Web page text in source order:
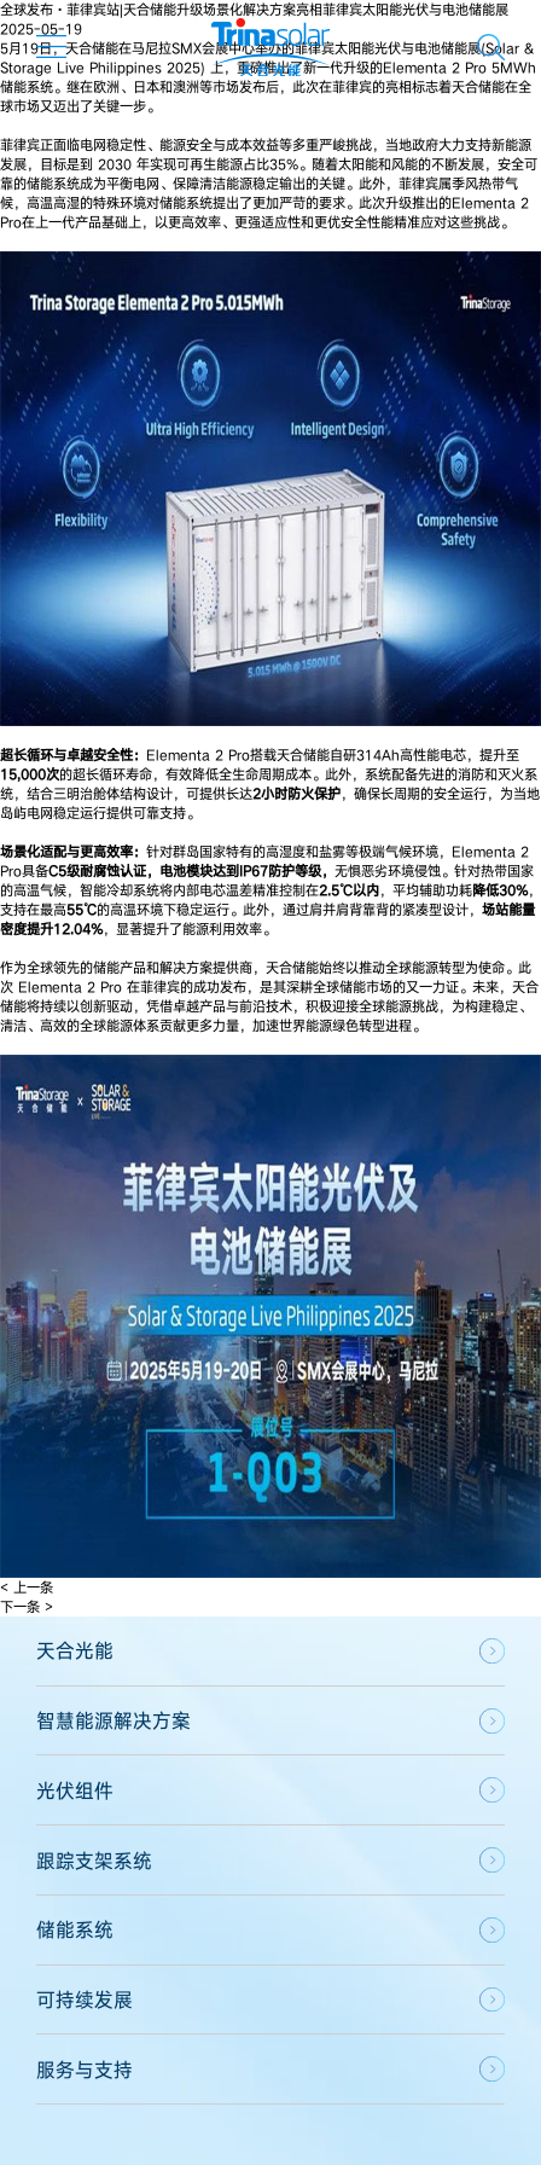
全球发布·菲律宾站|天合储能升级场景化解决方案亮相菲律宾太阳能光伏与电池储能展
2025-05-19
5月19日，天合储能在马尼拉SMX会展中心举办的菲律宾太阳能光伏与电池储能展(Solar &
Storage Live Philippines 2025) 上，重磅推出了新一代升级的Elementa 2 Pro 5MWh
储能系统。继在欧洲、日本和澳洲等市场发布后，此次在菲律宾的亮相标志着天合储能在全
球市场又迈出了关键一步。
菲律宾正面临电网稳定性、能源安全与成本效益等多重严峻挑战，当地政府大力支持新能源
发展，目标是到 2030 年实现可再生能源占比35%。随着太阳能和风能的不断发展，安全可
靠的储能系统成为平衡电网、保障清洁能源稳定输出的关键。此外，菲律宾属季风热带气
候，高温高湿的特殊环境对储能系统提出了更加严苛的要求。此次升级推出的Elementa 2
Pro在上一代产品基础上，以更高效率、更强适应性和更优安全性能精准应对这些挑战。
超长循环与卓越安全性： Elementa 2 Pro搭载天合储能自研314Ah高性能电芯，提升至
15,000次的超长循环寿命，有效降低全生命周期成本。此外，系统配备先进的消防和灭火系
统，结合三明治舱体结构设计，可提供长达2小时防火保护，确保长周期的安全运行，为当地
岛屿电网稳定运行提供可靠支持。
场景化适配与更高效率： 针对群岛国家特有的高湿度和盐雾等极端气候环境，Elementa 2
Pro具备C5级耐腐蚀认证，电池模块达到IP67防护等级， 无惧恶劣环境侵蚀。针对热带国家
的高温气候，智能冷却系统将内部电芯温差精准控制在2.5℃以内，平均辅助功耗降低30%，
支持在最高55℃的高温环境下稳定运行。此外，通过肩并肩背靠背的紧凑型设计， 场站能量
密度提升12.04%，显著提升了能源利用效率。
作为全球领先的储能产品和解决方案提供商，天合储能始终以推动全球能源转型为使命。此
次 Elementa 2 Pro 在菲律宾的成功发布，是其深耕全球储能市场的又一力证。未来，天合
储能将持续以创新驱动，凭借卓越产品与前沿技术，积极迎接全球能源挑战，为构建稳定、
清洁、高效的全球能源体系贡献更多力量，加速世界能源绿色转型进程。
< 上一条
下一条 >
天合光能
智慧能源解决方案
光伏组件
跟踪支架系统
储能系统
可持续发展
服务与支持